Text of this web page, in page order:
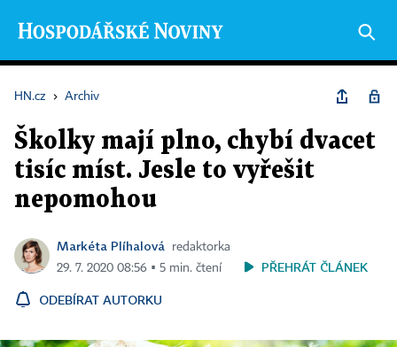
HN.cz › Archiv
Školky mají plno, chybí dvacet
tisíc míst. Jesle to vyřešit
nepomohou
Markéta Plíhalová
redaktorka
29. 7. 2020 08:56 ▪ 5 min. čtení
PŘEHRÁT ČLÁNEK
ODEBÍRAT AUTORKU